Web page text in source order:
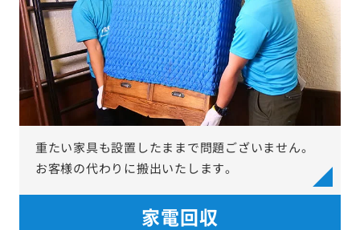
重たい家具も設置したままで問題ございません。
お客様の代わりに搬出いたします。
家電回収